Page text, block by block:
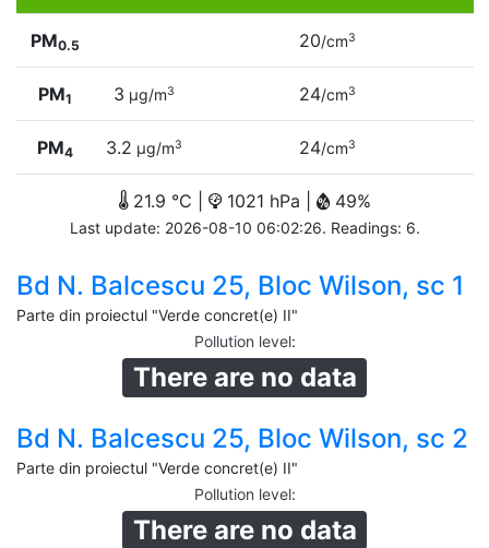
PM0.5 20/cm3
PM1 3 µg/m3 24/cm3
PM4 3.2 µg/m3 24/cm3
21.9 °C | 1021 hPa | 49%
Last update: 2026-08-10 06:02:26. Readings: 6.
Bd N. Balcescu 25, Bloc Wilson, sc 1
Parte din proiectul "Verde concret(e) II"
Pollution level:
There are no data
Bd N. Balcescu 25, Bloc Wilson, sc 2
Parte din proiectul "Verde concret(e) II"
Pollution level:
There are no data